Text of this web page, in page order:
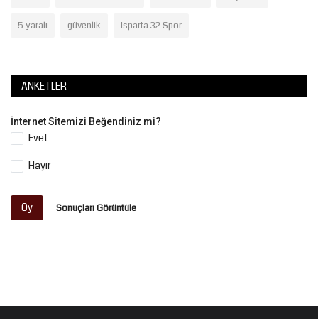
5 yaralı güvenlik Isparta 32 Spor
ANKETLER
İnternet Sitemizi Beğendiniz mi?
Evet
Hayır
Oy Sonuçları Görüntüle